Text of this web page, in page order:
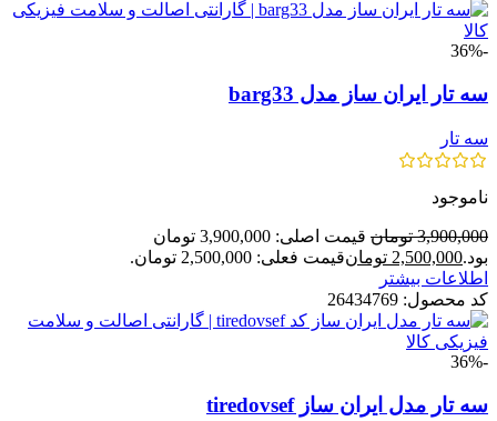
-36%
سه تار ایران ساز مدل barg33
سه تار
ناموجود
3,900,000 تومان
قیمت اصلی: 3,900,000 تومان
بود.2,500,000 تومانقیمت فعلی: 2,500,000 تومان.
اطلاعات بیشتر
کد محصول: 26434769
-36%
سه تار مدل ایران ساز tiredovsef